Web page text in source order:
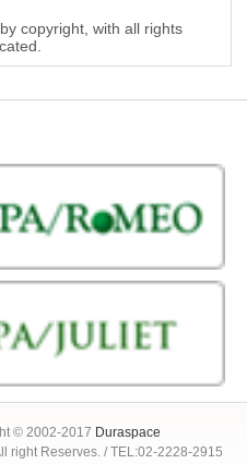
copyright, with all rights
© 2002-2017 Duraspace
right Reserves. / TEL:02-2228-2915